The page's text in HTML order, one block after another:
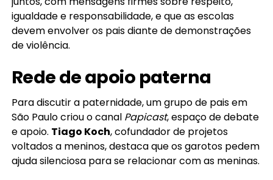
igualdade e responsabilidade, e que as escolas
devem envolver os pais diante de demonstrações
de violência.
Rede de apoio paterna
Para discutir a paternidade, um grupo de pais em
São Paulo criou o canal Papicast, espaço de debate
e apoio. Tiago Koch, cofundador de projetos
voltados a meninos, destaca que os garotos pedem
ajuda silenciosa para se relacionar com as meninas.